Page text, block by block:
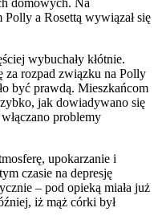
a Rosettą wywiązał się
wybuchały kłótnie.
za rozpad związku na Polly
być prawdą. Mieszkańcom
jak dowiadywano się
problemy
upokarzanie i
czasie na depresję
– pod opieką miała już
iż mąż córki był